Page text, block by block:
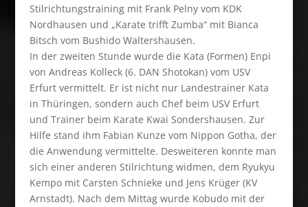
Stilrichtungstraining mit Frank Pelny vom KDK
Nordhausen und „Karate trifft Zumba“ mit Bianca
Bitsch vom Bushido Waltershausen.
In der zweiten Stunde wurde die Kata (Formen) Enpi
von Andreas Kolleck (6. DAN Shotokan) vom USV
Erfurt vermittelt. Er ist nicht nur Landestrainer Kata
in Thüringen, sondern auch Chef beim USV Erfurt
und Trainer beim Karate Kwai Sondershausen. Zur
Hilfe stand ihm Fabian Kunze vom Nippon Gotha, der
die Anwendung vermittelte. Desweiteren konnte man
sich einer anderen Stilrichtung widmen, dem Ryukyu
Kempo mit Carsten Schnieke und Jens Krüger (KV
Arnstadt). Nach dem Mittag wurde Kobudo mit der